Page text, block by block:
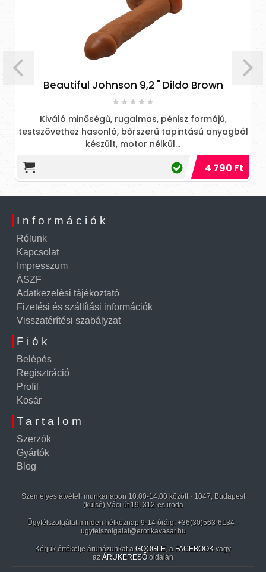
Beautiful Johnson 9,2 " Dildo Brown
Kiváló minőségű, rugalmas, pénisz formájú,
testszövethez hasonló, bőrszerű tapintású anyagból
készült, motor nélkül...
4 790 Ft
Információk
Rólunk
Kapcsolat
Impresszum
ÁSZF
Adatkezelési tájékoztató
Fizetési és szállítási információk
Visszatérítési szabályzat
Fiók
Belépés
Regisztráció
Profil
Kosár
Tartalom
Szerzők
Gyártók
Blog
Személyes átvétel: munkanapon 10:00-14:00 között · 1047, Budapest
(külső) Váci út 19. 312-es iroda
Ügyfélszolgálat minden hétköznap 9-14 óráig: +36(30)563-6134 ·
ugyfelszolgalat@erotikavasar.hu
Kérjük értékelje áruházunkat a GOOGLE, a FACEBOOK vagy
az ÁRUKERESŐ oldalán